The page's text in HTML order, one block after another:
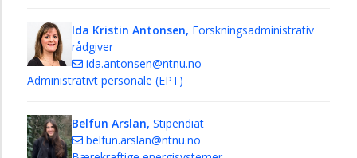
Ida Kristin Antonsen, Forskningsadministrativ
rådgiver
ida.antonsen@ntnu.no
Administrativt personale (EPT)
Belfun Arslan, Stipendiat
belfun.arslan@ntnu.no